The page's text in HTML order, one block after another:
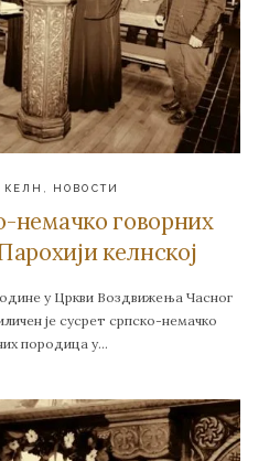
КЕЛН НОВОСТИ
немачко говорних
келнској
у Цркви Воздвижења Часног
је сусрет српско-немачко
породица у…